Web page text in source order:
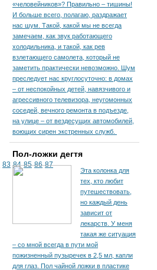
83 84 85 86 87
«человейников»? Правильно – тишины!
И больше всего, полагаю, раздражает
нас шум. Такой, какой мы не всегда
замечаем, как звук работающего
холодильника, и такой, как рев
взлетающего самолета, который не
заметить практически невозможно. Шум
преследует нас круглосуточно: в домах
– от неспокойных детей, навязчивого и
агрессивного телевизора, неугомонных
соседей, вечного ремонта в подъезде,
на улице – от вездесущих автомобилей,
воющих сирен экстренных служб.
Пол-ложки дегтя
Эта колонка для
тех, кто любит
путешествовать,
но каждый день
зависит от
лекарств. У меня
такая же ситуация
– со мной всегда в пути мой
пожизненный пузыречек в 2,5 мл, капли
для глаз. Пол чайной ложки в пластике